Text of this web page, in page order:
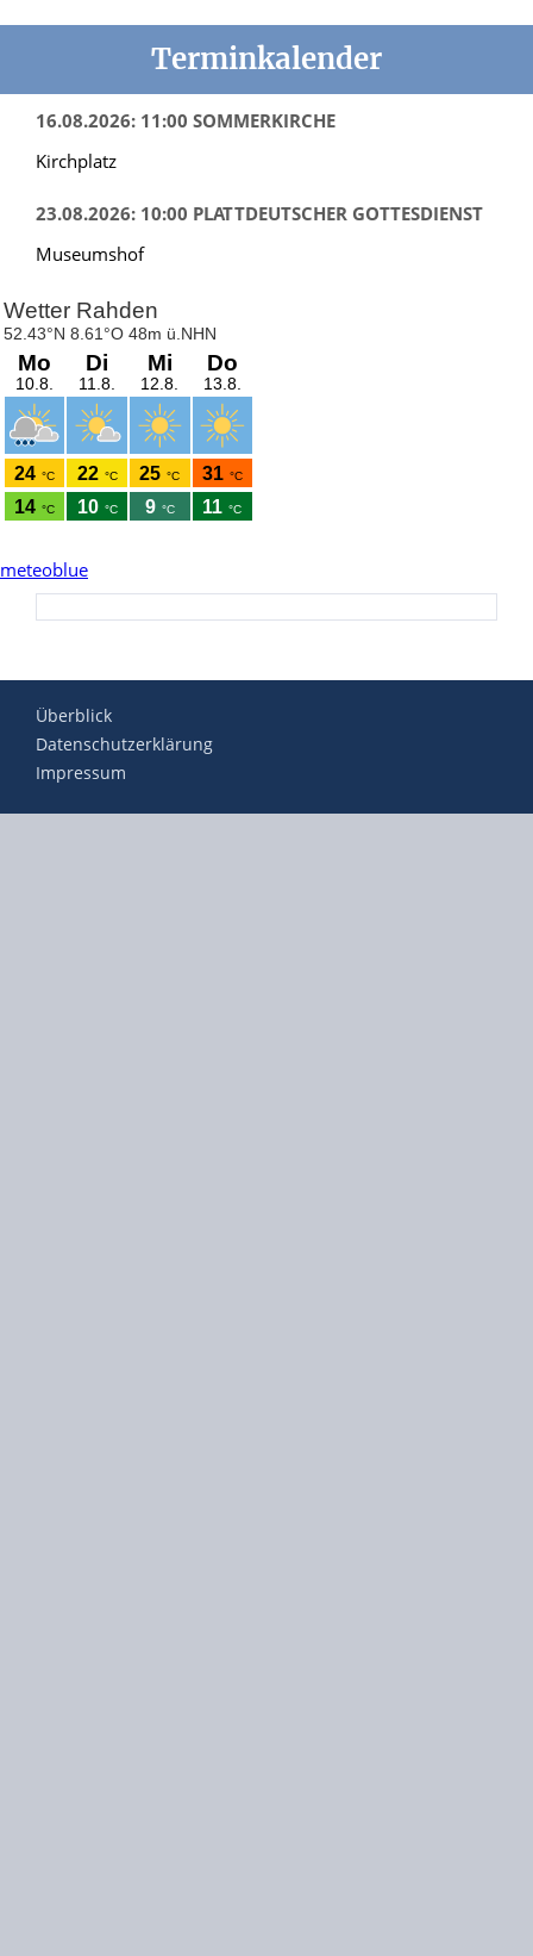
Terminkalender
16.08.2026: 11:00 SOMMERKIRCHE
Kirchplatz
23.08.2026: 10:00 PLATTDEUTSCHER GOTTESDIENST
Museumshof
meteoblue
Überblick
Datenschutzerklärung
Impressum